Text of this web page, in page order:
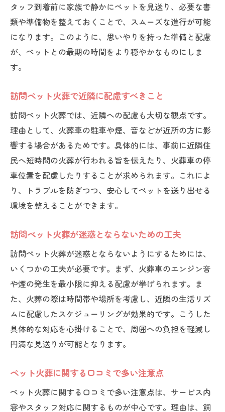
タッフ到着前に家族で静かにペットを見送り、必要な書
類や準備物を整えておくことで、スムーズな進行が可能
になります。このように、思いやりを持った準備と配慮
が、ペットとの最期の時間をより穏やかなものにしま
す。
訪問ペット火葬で近隣に配慮すべきこと
訪問ペット火葬では、近隣への配慮も大切な観点です。
理由として、火葬車の駐車や煙、音などが近所の方に影
響する場合があるためです。具体的には、事前に近隣住
民へ短時間の火葬が行われる旨を伝えたり、火葬車の停
車位置を配慮したりすることが求められます。これによ
り、トラブルを防ぎつつ、安心してペットを送り出せる
環境を整えることができます。
訪問ペット火葬が迷惑とならないための工夫
訪問ペット火葬が迷惑とならないようにするためには、
いくつかの工夫が必要です。まず、火葬車のエンジン音
や煙の発生を最小限に抑える配慮が挙げられます。ま
た、火葬の際は時間帯や場所を考慮し、近隣の生活リズ
ムに配慮したスケジューリングが効果的です。こうした
具体的な対応を心掛けることで、周囲への負担を軽減し
円満な見送りが可能となります。
ペット火葬に関する口コミで多い注意点
ペット火葬に関する口コミで多い注意点は、サービス内
容やスタッフ対応に関するものが中心です。理由は、飼